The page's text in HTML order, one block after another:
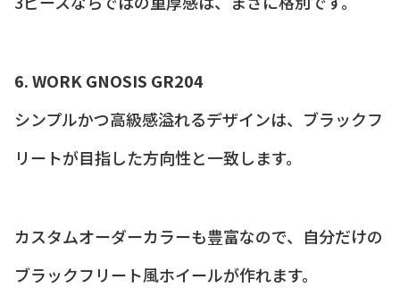
6. WORK GNOSIS GR204
シンプルかつ高級感溢れるデザインは、ブラックフ
リートが目指した方向性と一致します。
カスタムオーダーカラーも豊富なので、自分だけの
ブラックフリート風ホイールが作れます。